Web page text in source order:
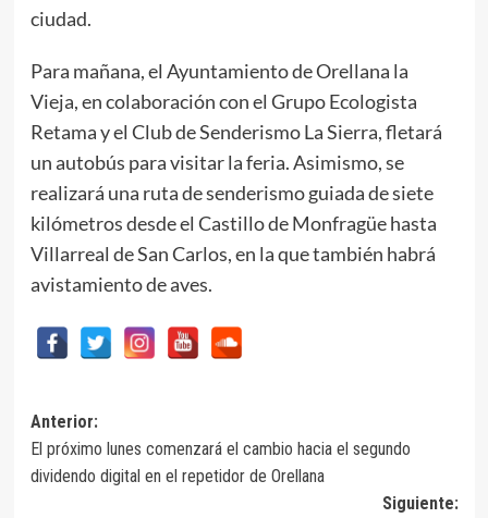
ciudad.
Para mañana, el Ayuntamiento de Orellana la
Vieja, en colaboración con el Grupo Ecologista
Retama y el Club de Senderismo La Sierra, fletará
un autobús para visitar la feria. Asimismo, se
realizará una ruta de senderismo guiada de siete
kilómetros desde el Castillo de Monfragüe hasta
Villarreal de San Carlos, en la que también habrá
avistamiento de aves.
Navegación
de
entradas
Anterior:
El próximo lunes comenzará el cambio hacia el segundo
dividendo digital en el repetidor de Orellana
Siguiente: